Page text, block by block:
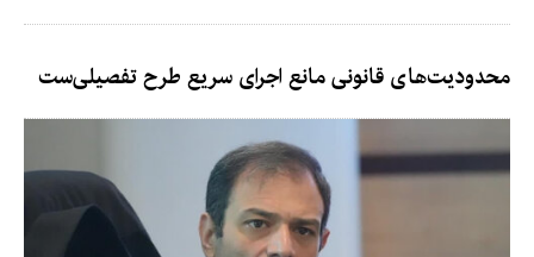
محدودیت‌های قانونی مانع اجرای سریع طرح تفصیلی‌ست